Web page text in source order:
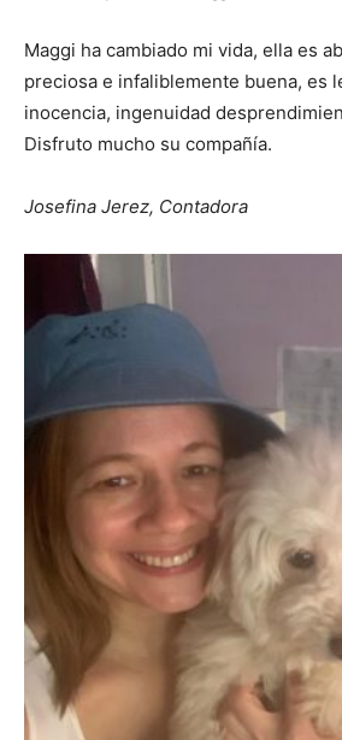
Maggi ha cambiado mi vida, ella es
preciosa e infaliblemente buena, es
inocencia, ingenuidad
Disfruto mucho su compañía.
Josefina Jerez, Contadora